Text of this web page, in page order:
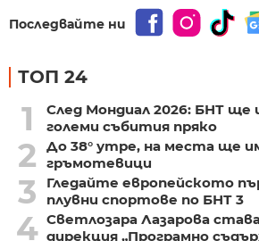
Последвайте ни
ТОП 24
1
След Мондиал 2026: БНТ ще
големи събития пряко
2
До 38° утре, на места ще
гръмотевици
3
Гледайте европейското
плувни спортове по БНТ 3
4 Светлозара Лазарова
дирекция „Програмно